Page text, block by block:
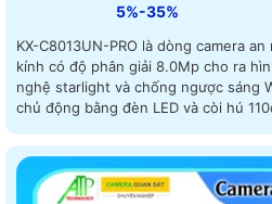
5%-35%
KX-C8013UN-PRO là dòng camera
kính có độ phân giải 8.0Mp cho ra
nghệ starlight và chống ngược sáng
chủ động bằng đèn LED và còi hú